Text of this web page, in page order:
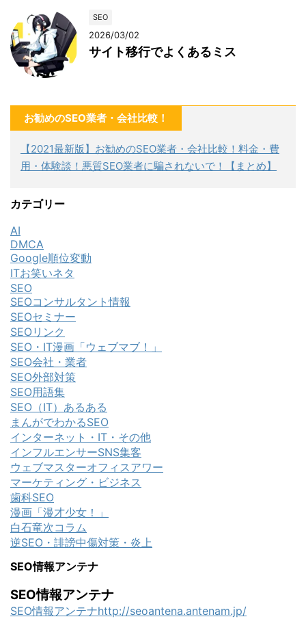
SEO
2026/03/02
サイト移行でよくあるミス
お勧めのSEO業者・会社比較！
【2021最新版】お勧めのSEO業者・会社比較！料金・費
用・体験談！悪質SEO業者に騙されないで！【まとめ】
カテゴリー
AI
DMCA
Google順位変動
ITお笑いネタ
SEO
SEOコンサルタント情報
SEOセミナー
SEOリンク
SEO・IT漫画「ウェブマブ！」
SEO会社・業者
SEO外部対策
SEO用語集
SEO（IT）あるある
まんがでわかるSEO
インターネット・IT・その他
インフルエンサーSNS集客
ウェブマスターオフィスアワー
マーケティング・ビジネス
歯科SEO
漫画「漫才少女！」
白石竜次コラム
逆SEO・誹謗中傷対策・炎上
SEO情報アンテナ
SEO情報アンテナ
SEO情報アンテナhttp://seoantena.antenam.jp/